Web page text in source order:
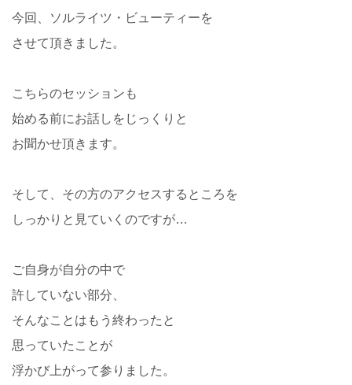
今回、ソルライツ・ビューティーを
させて頂きました。
こちらのセッションも
始める前にお話しをじっくりと
お聞かせ頂きます。
そして、その方のアクセスするところを
しっかりと見ていくのですが…
ご自身が自分の中で
許していない部分、
そんなことはもう終わったと
思っていたことが
浮かび上がって参りました。